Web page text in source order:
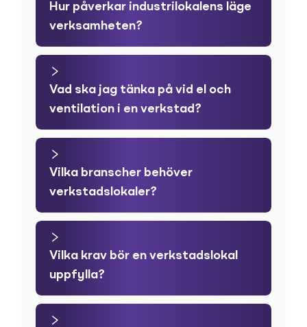
Hur påverkar industrilokalens läge
verksamheten?
Vad ska jag tänka på vid el och
ventilation i en verkstad?
Vilka branscher behöver
verkstadslokaler?
Vilka krav bör en verkstadslokal
uppfylla?